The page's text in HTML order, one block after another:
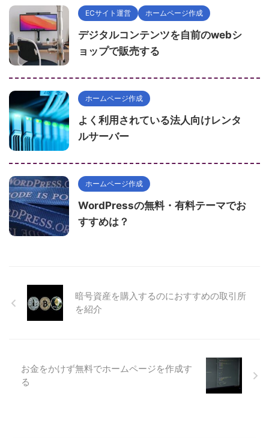
ECサイト運営 ホームページ作成
デジタルコンテンツを自前のwebシ
ョップで販売する
ホームページ作成
よく利用されている法人向けレンタ
ルサーバー
ホームページ作成
WordPressの無料・有料テーマでお
すすめは？
暗号資産を購入するのにおすすめの取引所
を紹介
お金をかけず無料でホームページを作成す
る